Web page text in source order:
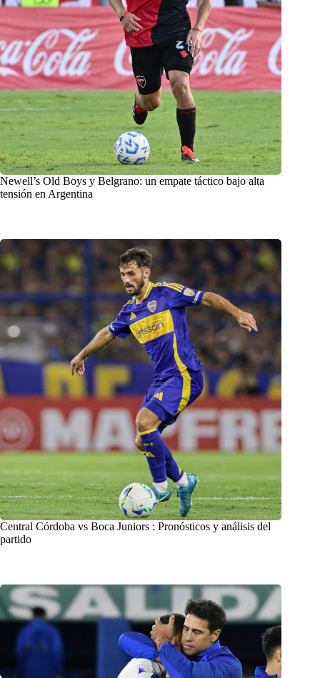
Newell’s Old Boys y Belgrano: un empate táctico bajo alta
tensión en Argentina
Central Córdoba vs Boca Juniors : Pronósticos y análisis del
partido